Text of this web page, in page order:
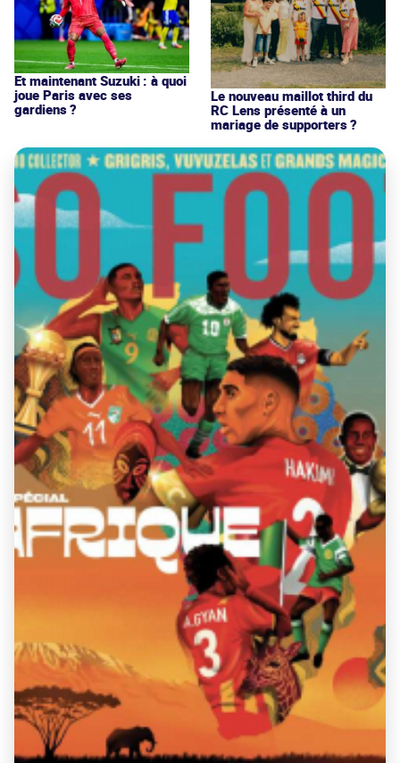
Et maintenant Suzuki : à quoi
joue Paris avec ses
gardiens ?
Le nouveau maillot third du
RC Lens présenté à un
mariage de supporters ?